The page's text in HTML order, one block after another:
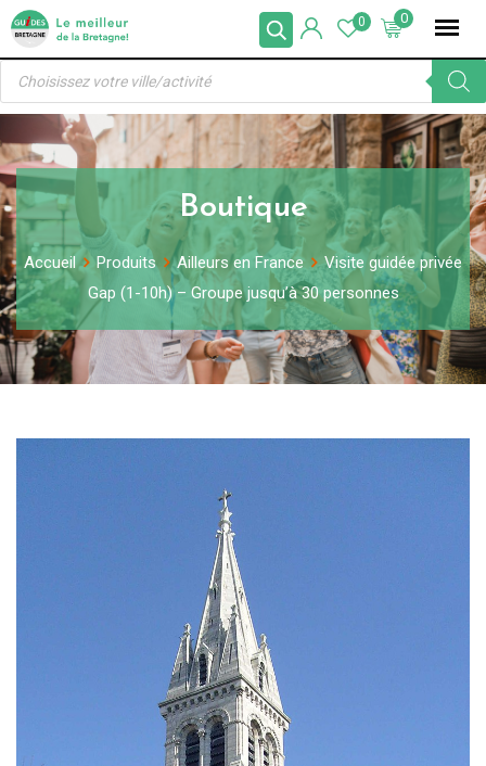
Skip
content
0
0
Recherche
produits
Boutique
Accueil Produits Ailleurs en France
Visite guidée privée
Gap (1-10h) – Groupe jusqu’à 30 personnes